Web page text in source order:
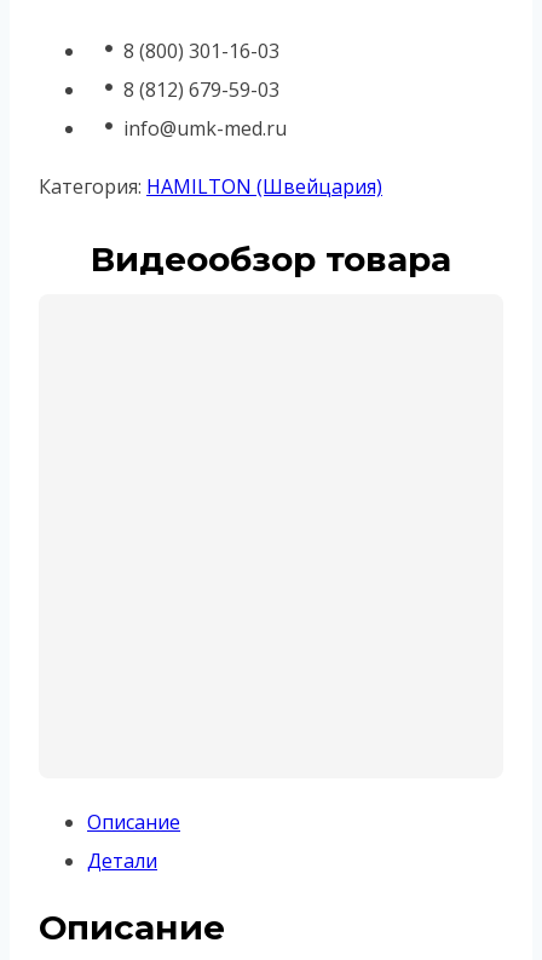
8 (800) 301-16-03
8 (812) 679-59-03
info@umk-med.ru
Категория: HAMILTON (Швейцария)
Видеообзор товара
Описание
Детали
Описание